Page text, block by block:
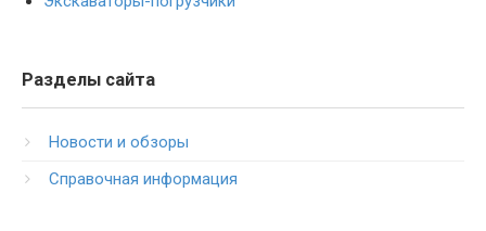
Разделы сайта
Новости и обзоры
Справочная информация